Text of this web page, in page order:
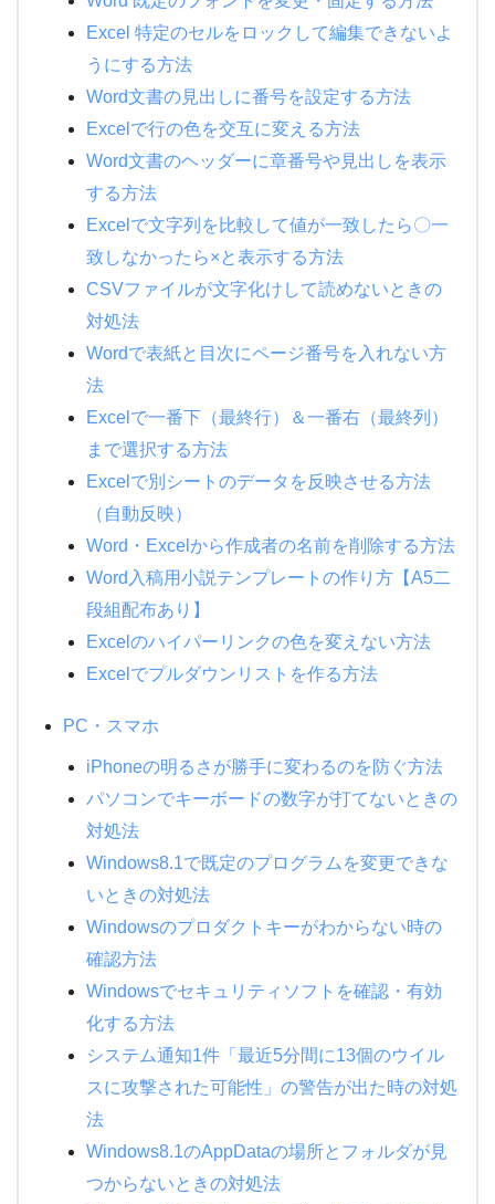
Excel 特定のセルをロックして編集できないよ
うにする方法
Word文書の見出しに番号を設定する方法
Excelで行の色を交互に変える方法
Word文書のヘッダーに章番号や見出しを表示
する方法
Excelで文字列を比較して値が一致したら〇一
致しなかったら×と表示する方法
CSVファイルが文字化けして読めないときの
対処法
Wordで表紙と目次にページ番号を入れない方
法
Excelで一番下（最終行）＆一番右（最終列）
まで選択する方法
Excelで別シートのデータを反映させる方法
（自動反映）
Word・Excelから作成者の名前を削除する方法
Word入稿用小説テンプレートの作り方【A5二
段組配布あり】
Excelのハイパーリンクの色を変えない方法
Excelでプルダウンリストを作る方法
PC・スマホ
iPhoneの明るさが勝手に変わるのを防ぐ方法
パソコンでキーボードの数字が打てないときの
対処法
Windows8.1で既定のプログラムを変更できな
いときの対処法
Windowsのプロダクトキーがわからない時の
確認方法
Windowsでセキュリティソフトを確認・有効
化する方法
システム通知1件「最近5分間に13個のウイル
スに攻撃された可能性」の警告が出た時の対処
法
Windows8.1のAppDataの場所とフォルダが見
つからないときの対処法